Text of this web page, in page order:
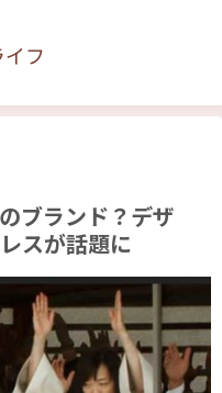
フ
ブランド？デザ
スが話題に